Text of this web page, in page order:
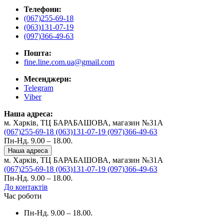
Телефони:
(067)255-69-18
(063)131-07-19
(097)366-49-63
Пошта:
fine.line.com.ua@gmail.com
Месенджери:
Telegram
Viber
Наша адреса:
м. Харків, ТЦ БАРАБАШОВА, магазин №31A
(067)255-69-18 (063)131-07-19 (097)366-49-63
Пн-Нд. 9.00 – 18.00.
Наша адреса
м. Харків, ТЦ БАРАБАШОВА, магазин №31A
(067)255-69-18 (063)131-07-19 (097)366-49-63
Пн-Нд. 9.00 – 18.00.
До контактів
Час роботи
Пн-Нд. 9.00 – 18.00.